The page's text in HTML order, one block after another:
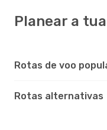
Planear a
Rotas de voo
Rotas alternativas